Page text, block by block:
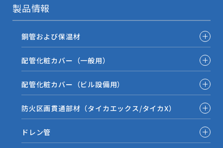
製品情報
銅管および保温材
配管化粧カバー（一般用）
配管化粧カバー（ビル設備用）
防火区画貫通部材（タイカエックス/タイカX）
ドレン管